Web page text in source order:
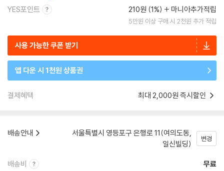
YES포인트 210원 (1%) 마니아추가적립
5만원 이상 구매 시 2천원 추가 적립
사용 가능한 쿠폰 받기
앱 다운 시 1천원 상품권
결제혜택 최대 2,000원 즉시할인
배송안내
서울특별시 영등포구 은행로 11(여의도동,
일신빌딩)
변경
배송비 무료